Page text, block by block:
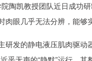
陶凯教授团队近日成功
眼几乎无法分辨，能够
发的静电液压肌肉驱